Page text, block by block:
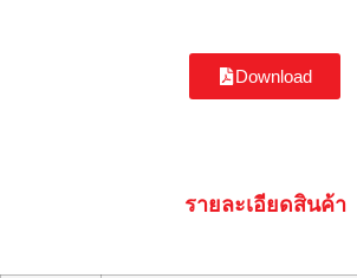
Download
รายละเอียดสินค้า